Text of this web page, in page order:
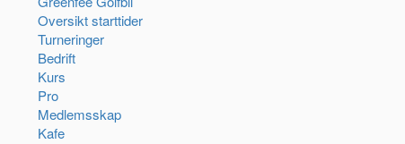
Oversikt starttider
Turneringer
Bedrift
Kurs
Pro
Medlemsskap
Kafe